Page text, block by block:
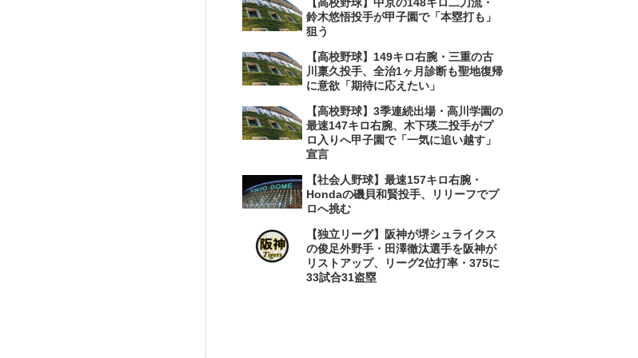
鈴木悠悟投手が甲子園で「本塁打も」
狙う
【高校野球】149キロ右腕・三重の古
川稟久投手、全治1ヶ月診断も聖地復帰
に意欲「期待に応えたい」
【高校野球】3季連続出場・高川学園の
最速147キロ右腕、木下瑛二投手がプ
ロ入りへ甲子園で「一気に追い越す」
宣言
【社会人野球】最速157キロ右腕・
Hondaの磯貝和賢投手、リリーフでプ
ロへ挑む
【独立リーグ】阪神が堺シュライクス
の俊足外野手・田澤徹汰選手を阪神が
リストアップ、リーグ2位打率・375に
33試合31盗塁